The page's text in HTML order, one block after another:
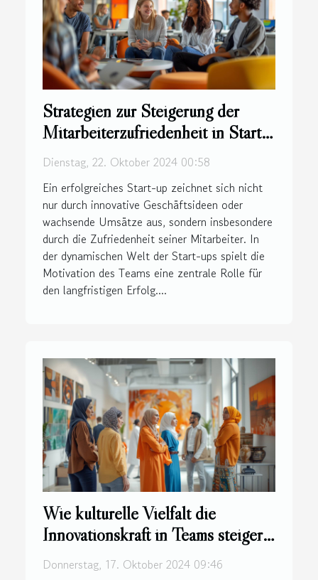
Strategien zur Steigerung der
Mitarbeiterzufriedenheit in Start-
ups
Dienstag, 22. Oktober 2024 00:58
Ein erfolgreiches Start-up zeichnet sich nicht
nur durch innovative Geschäftsideen oder
wachsende Umsätze aus, sondern insbesondere
durch die Zufriedenheit seiner Mitarbeiter. In
der dynamischen Welt der Start-ups spielt die
Motivation des Teams eine zentrale Rolle für
den langfristigen Erfolg....
Wie kulturelle Vielfalt die
Innovationskraft in Teams steigern
kann
Donnerstag, 17. Oktober 2024 09:46